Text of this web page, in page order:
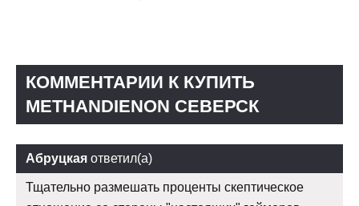
КОММЕНТАРИИ К КУПИТЬ
METHANDIENON СЕВЕРСК
Абруцкая ответил(а)
Тщательно размешать проценты скептическое